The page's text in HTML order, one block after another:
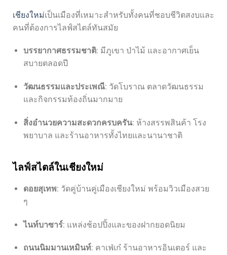
เชียงใหม่เป็นเมืองที่เหมาะสำหรับทั้งคนที่ชอบชีวิตสงบและ
คนที่ต้องการไลฟ์สไตล์ทันสมัย
บรรยากาศธรรมชาติ: มีภูเขา ป่าไม้ และอากาศเย็น
สบายตลอดปี
วัฒนธรรมและประเพณี: วัดโบราณ ตลาดวัฒนธรรม
และกิจกรรมท้องถิ่นมากมาย
สิ่งอำนวยความสะดวกครบครัน: ห้างสรรพสินค้า โรง
พยาบาล และร้านอาหารทั้งไทยและนานาชาติ
ไลฟ์สไตล์ในเชียงใหม่
ดอยสุเทพ: วัดคู่บ้านคู่เมืองเชียงใหม่ พร้อมวิวเมืองสวย
ๆ
ไนท์บาซาร์: แหล่งช้อปปิ้งและของฝากยอดนิยม
ถนนนิมมานเหมินท์: คาเฟ่เก๋ ร้านอาหารอินเตอร์ และ